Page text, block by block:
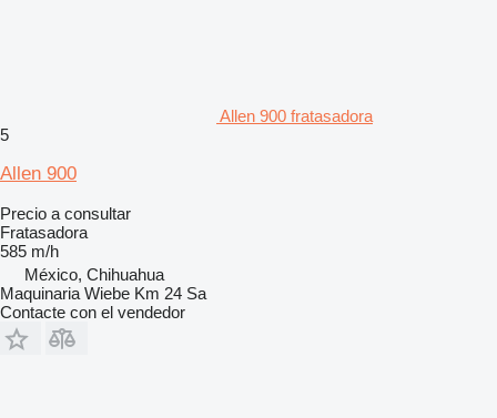
Allen 900 fratasadora
5
Allen 900
Precio a consultar
Fratasadora
585 m/h
México, Chihuahua
Maquinaria Wiebe Km 24 Sa
Contacte con el vendedor